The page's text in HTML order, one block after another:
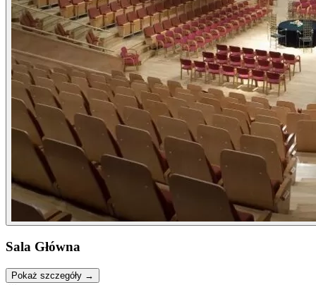
Sala Główna
Pokaż szczegóły →